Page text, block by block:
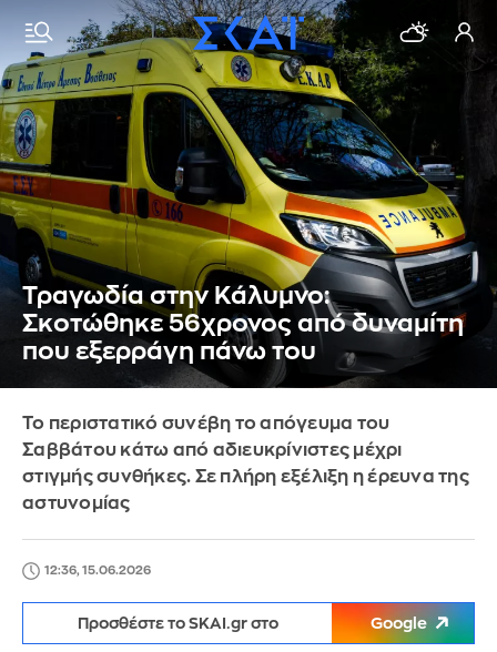
Τραγωδία στην Κάλυμνο:
Σκοτώθηκε 56χρονος από δυναμίτη
που εξερράγη πάνω του
Το περιστατικό συνέβη το απόγευμα του
Σαββάτου κάτω από αδιευκρίνιστες μέχρι
στιγμής συνθήκες. Σε πλήρη εξέλιξη η έρευνα της
αστυνομίας
12:36, 15.06.2026
Προσθέστε το SKAI.gr στο Google